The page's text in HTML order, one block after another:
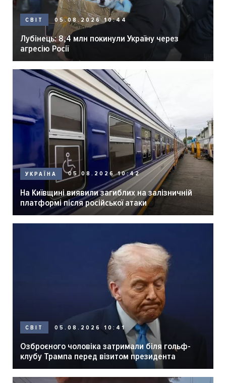
СВІТ 05.08.2026 10:44
Лубінець: 8,4 млн покинули Україну через
агресію Росії
УКРАЇНА 05.08.2026 10:42
На Київщині виявили загиблих на залізничній
платформі після російської атаки
СВІТ 05.08.2026 10:41
Озброєного чоловіка затримали біля гольф-
клубу Трампа перед візитом президента